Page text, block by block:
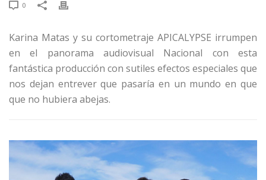
0
Karina Matas y su cortometraje APICALYPSE irrumpen
en el panorama audiovisual Nacional con esta
fantástica producción con sutiles efectos especiales que
nos dejan entrever que pasaría en un mundo en que
que no hubiera abejas.